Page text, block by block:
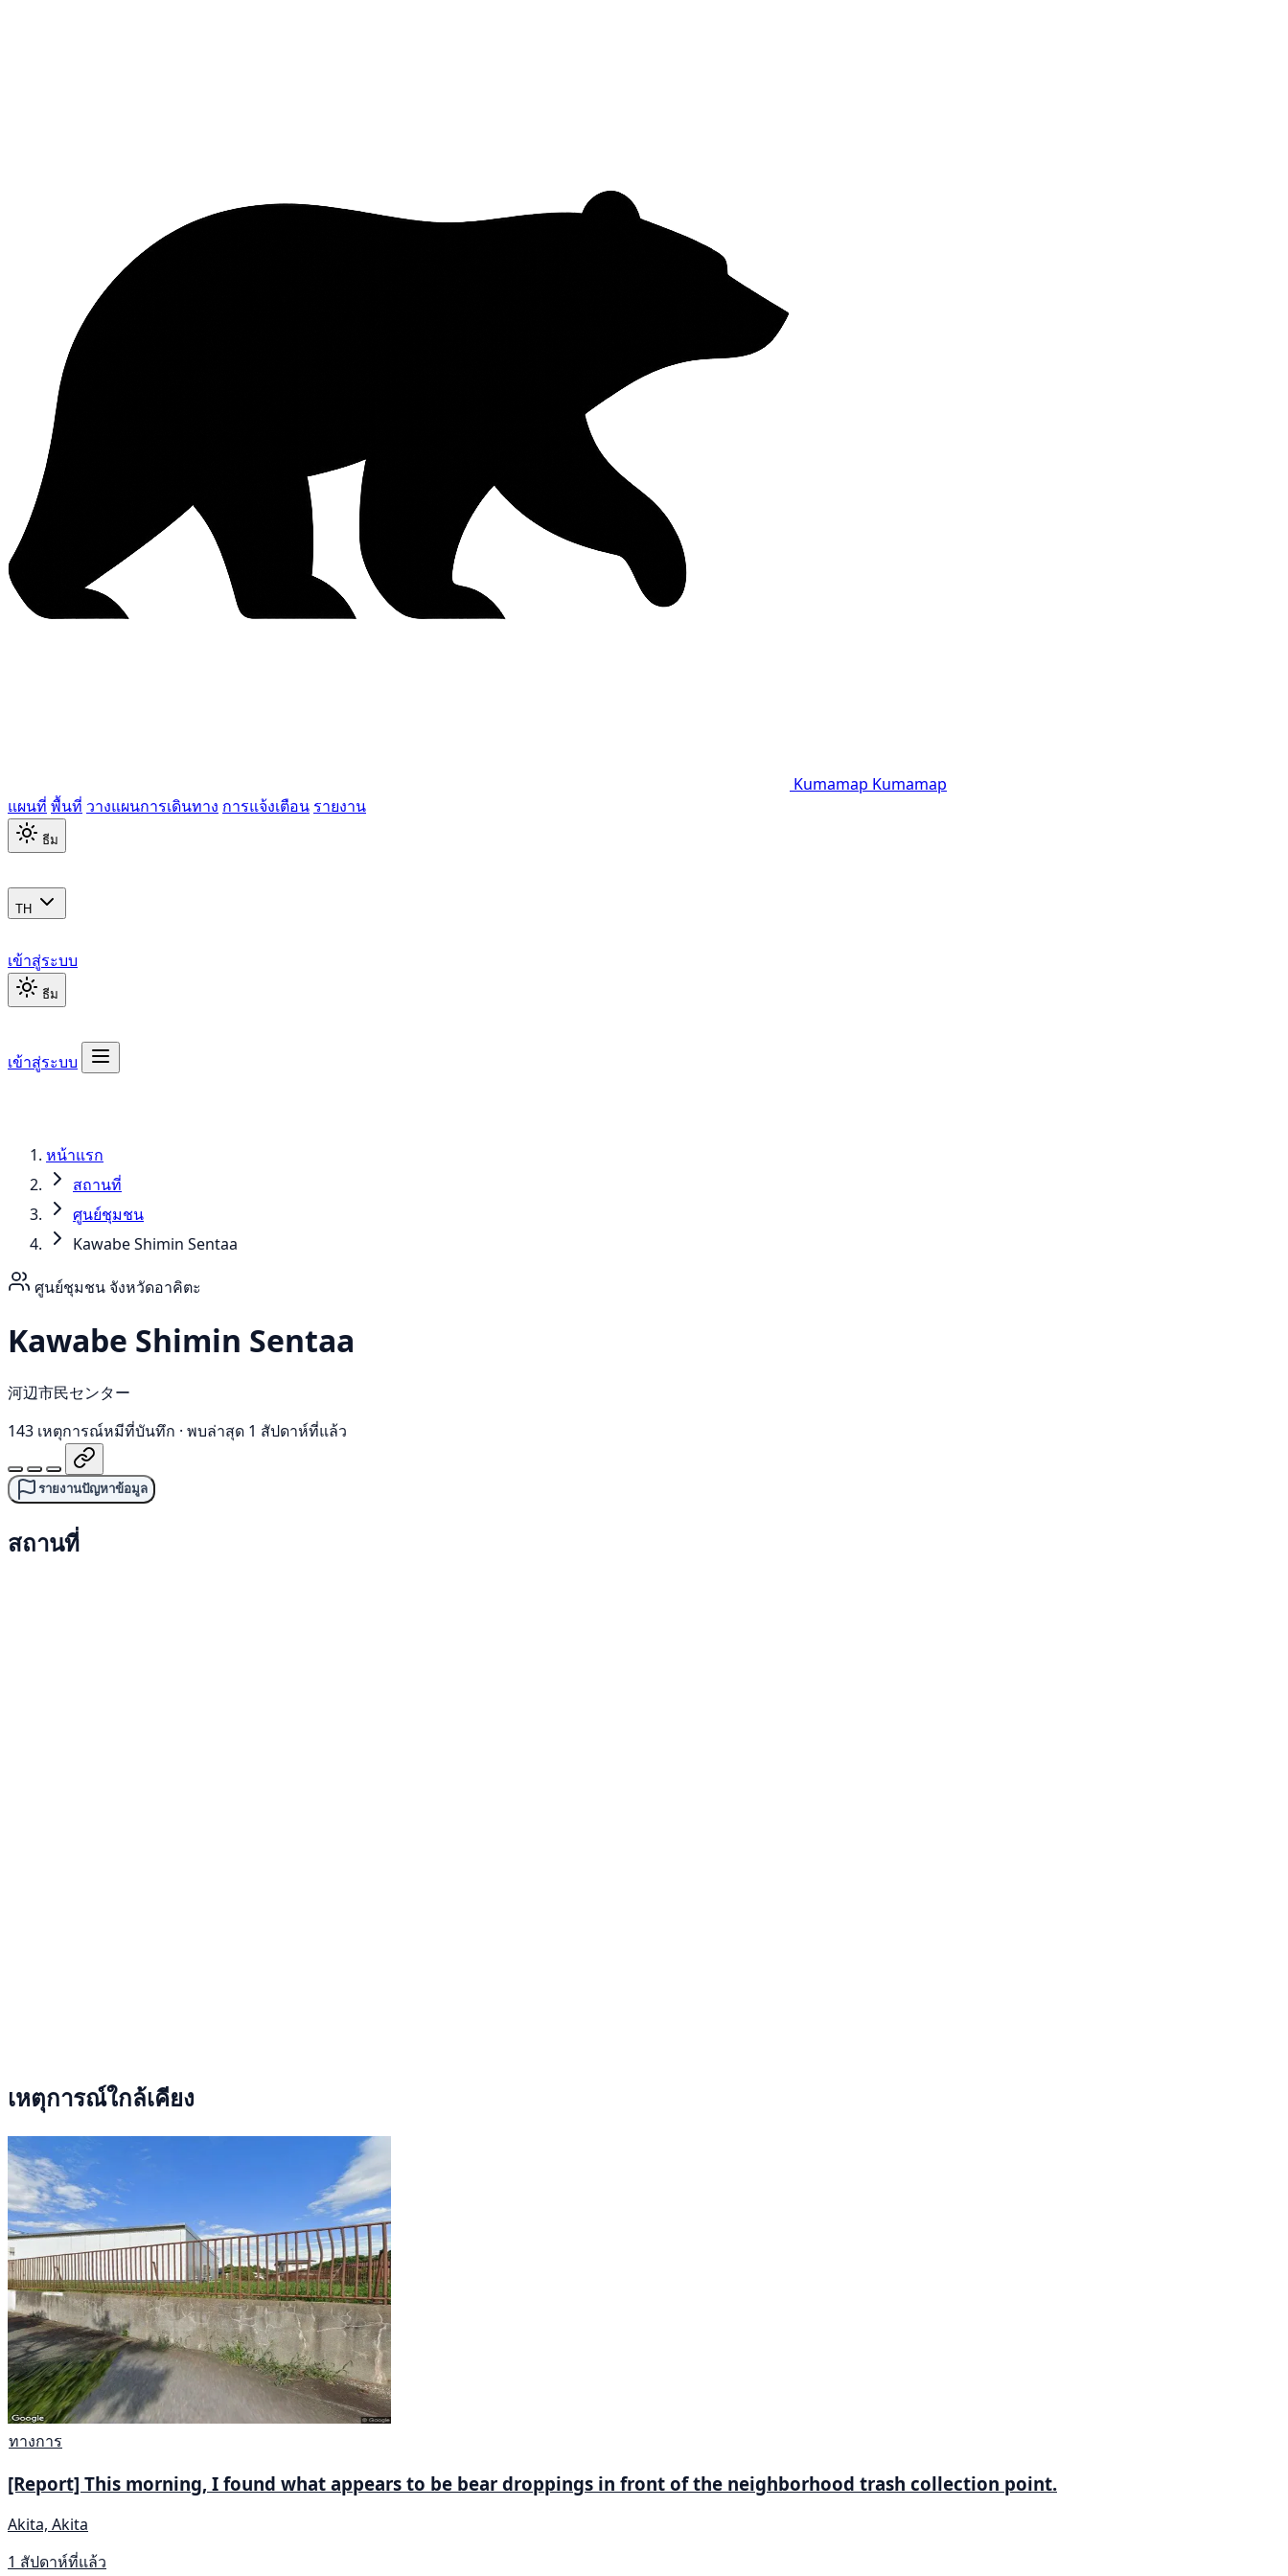
Kumamap Kumamap
แผนที่ พื้นที่ วางแผนการเดินทาง การแจ้งเตือน รายงาน
ธีม
TH
เข้าสู่ระบบ
ธีม
เข้าสู่ระบบ
หน้าแรก
สถานที่
ศูนย์ชุมชน
Kawabe Shimin Sentaa
ศูนย์ชุมชน จังหวัดอาคิตะ
Kawabe Shimin Sentaa
河辺市民センター
143 เหตุการณ์หมีที่บันทึก · พบล่าสุด 1 สัปดาห์ที่แล้ว
รายงานปัญหาข้อมูล
สถานที่
เหตุการณ์ใกล้เคียง
ทางการ
[Report] This morning, I found what appears to be bear droppings in front of the neighborhood trash collection point.
Akita, Akita
1 สัปดาห์ที่แล้ว